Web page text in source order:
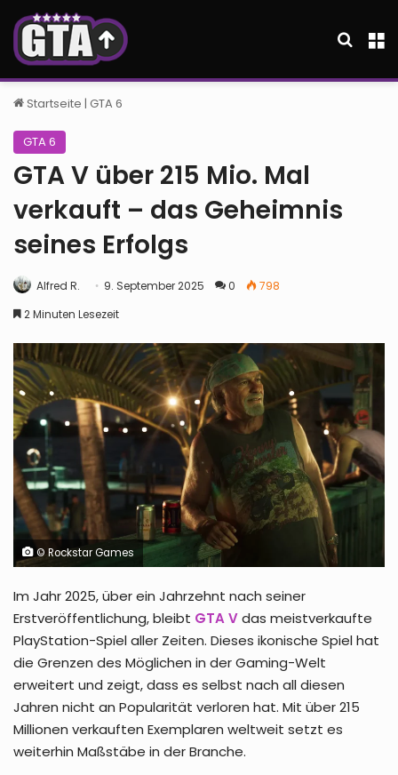
Startseite | GTA 6
GTA 6
GTA V über 215 Mio. Mal
verkauft – das Geheimnis
seines Erfolgs
Alfred R. 9. September 2025 0
798
2 Minuten Lesezeit
© Rockstar Games
Im Jahr 2025, über ein Jahrzehnt nach seiner
Erstveröffentlichung, bleibt GTA Vdas meistverkaufte
PlayStation-Spiel aller Zeiten. Dieses ikonische Spiel hat
die Grenzen des Möglichen in der Gaming-Welt
erweitert und zeigt, dass es selbst nach all diesen
Jahren nicht an Popularität verloren hat. Mit über 215
Millionen verkauften Exemplaren weltweit setzt es
weiterhin Maßstäbe in der Branche.